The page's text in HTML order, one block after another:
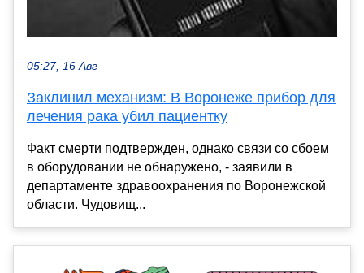
05:27, 16 Авг
Заклинил механизм: В Воронеже прибор для
лечения рака убил пациентку
Факт смерти подтвержден, однако связи со сбоем
в оборудовании не обнаружено, - заявили в
департаменте здравоохранения по Воронежской
области. Чудовищ...